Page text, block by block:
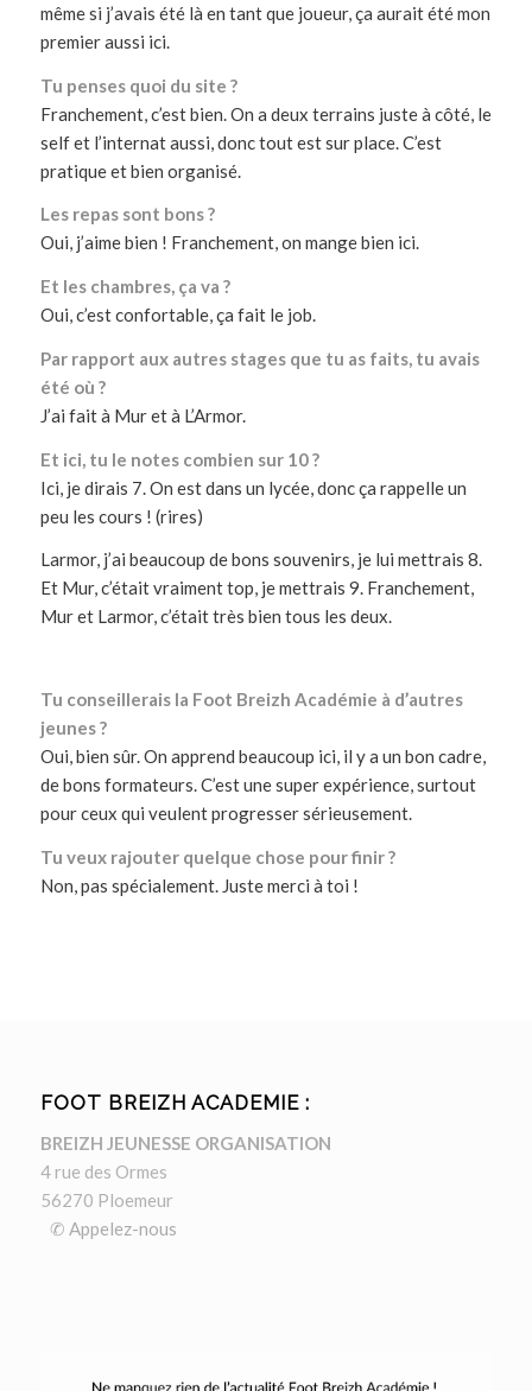
même si j’avais été là en tant que joueur, ça aurait été mon
premier aussi ici.
Tu penses quoi du site ?
Franchement, c’est bien. On a deux terrains juste à côté, le
self et l’internat aussi, donc tout est sur place. C’est
pratique et bien organisé.
Les repas sont bons ?
Oui, j’aime bien ! Franchement, on mange bien ici.
Et les chambres, ça va ?
Oui, c’est confortable, ça fait le job.
Par rapport aux autres stages que tu as faits, tu avais
été où ?
J’ai fait à Mur et à L’Armor.
Et ici, tu le notes combien sur 10 ?
Ici, je dirais 7. On est dans un lycée, donc ça rappelle un
peu les cours ! (rires)
Larmor, j’ai beaucoup de bons souvenirs, je lui mettrais 8.
Et Mur, c’était vraiment top, je mettrais 9. Franchement,
Mur et Larmor, c’était très bien tous les deux.
Tu conseillerais la Foot Breizh Académie à d’autres
jeunes ?
Oui, bien sûr. On apprend beaucoup ici, il y a un bon cadre,
de bons formateurs. C’est une super expérience, surtout
pour ceux qui veulent progresser sérieusement.
Tu veux rajouter quelque chose pour finir ?
Non, pas spécialement. Juste merci à toi !
FOOT BREIZH ACADEMIE :
BREIZH JEUNESSE ORGANISATION
4 rue des Ormes
56270 Ploemeur
✆ Appelez-nous